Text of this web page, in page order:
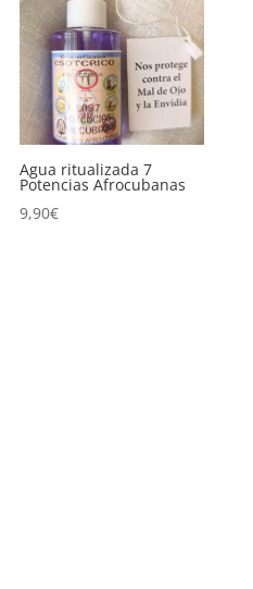
Agua ritualizada 7
Potencias Afrocubanas
9,90€